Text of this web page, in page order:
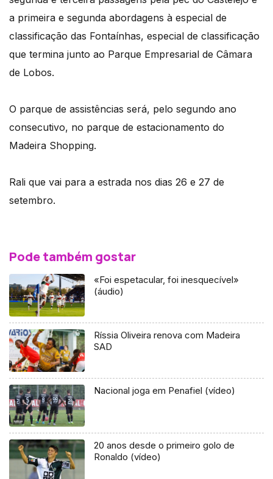
a primeira e segunda abordagens à especial de
classificação das Fontaínhas, especial de classificação
que termina junto ao Parque Empresarial de Câmara
de Lobos.
O parque de assistências será, pelo segundo ano
consecutivo, no parque de estacionamento do
Madeira Shopping.
Rali que vai para a estrada nos dias 26 e 27 de
setembro.
Pode também gostar
«Foi espetacular, foi inesquecível»
(áudio)
Ríssia Oliveira renova com Madeira
SAD
Nacional joga em Penafiel (vídeo)
20 anos desde o primeiro golo de
Ronaldo (vídeo)